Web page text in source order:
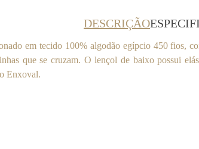
DESCRIÇÃO
em tecido 100% algodão egípcio 450 fios,
que se cruzam. O lençol de baixo possui
Enxoval.